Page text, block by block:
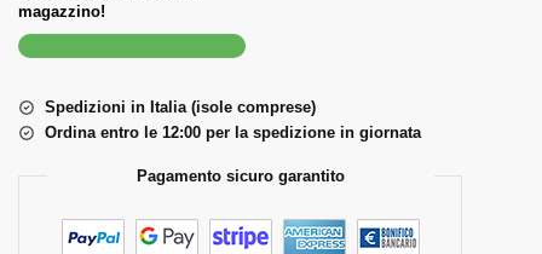
magazzino!
Spedizioni in Italia (isole comprese)
Ordina entro le 12:00 per la spedizione in giornata
Pagamento sicuro garantito